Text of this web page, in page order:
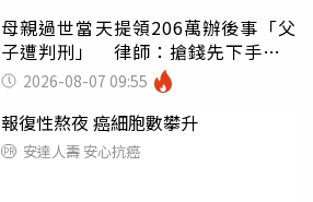
母親過世當天提領206萬辦後事「父
子遭判刑」 律師：搶錢先下手是
罪 2026-08-07 09:55
報復性熬夜 癌細胞數攀升
安達人壽 安心抗癌